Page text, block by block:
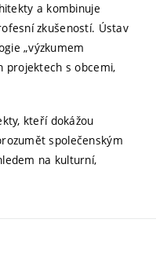
a kombinuje
zkušeností. Ústav
„výzkumem
projektech s obcemi,
kteří dokážou
společenským
na kulturní,